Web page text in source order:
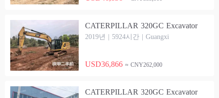
CATERPILLAR 320GC Excavator
2019년 | 5924시간 | Guangxi
USD36,866 ≈ CNY262,000
CATERPILLAR 320GC Excavator